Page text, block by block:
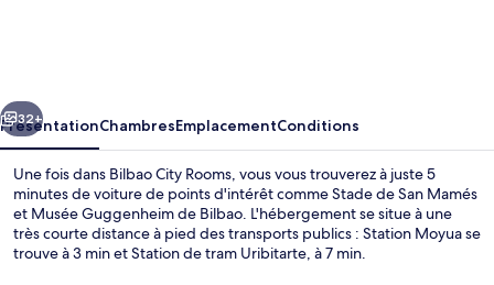
Suivant
32+
PrésentationChambresEmplacementConditions
Une fois dans Bilbao City Rooms, vous vous trouverez à juste 5
minutes de voiture de points d'intérêt comme Stade de San Mamés
et Musée Guggenheim de Bilbao. L'hébergement se situe à une
très courte distance à pied des transports publics : Station Moyua se
trouve à 3 min et Station de tram Uribitarte, à 7 min.